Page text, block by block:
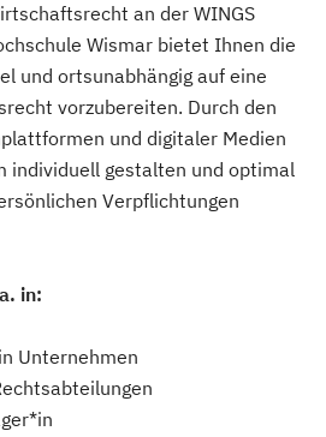
an der WINGS
Wismar bietet Ihnen die
und ortsunabhängig auf eine
vorzubereiten. Durch den
und digitaler Medien
individuell gestalten und optimal
Verpflichtungen
in:
Unternehmen